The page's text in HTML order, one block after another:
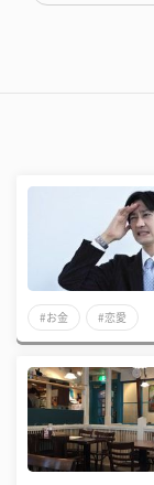
#お金 #恋愛